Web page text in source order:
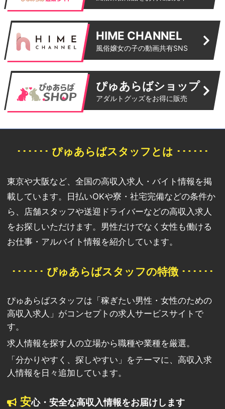
HIME CHANNEL
風俗嬢女の子の動画共有SNS
ぴゅあらばショップ
アダルトグッズをお得に販売
･･････ ぴゅあらばスタッフとは ･･････
東京や大阪など、全国の高収入求人・バイト情報を掲
載しています。日払いOKや寮・社宅完備などの条件か
ら、店舗スタッフや送迎ドライバーなどの高収入求人
をお探しいただけます。男性だけでなく女性も働ける
お仕事・アルバイト情報を紹介しています。
･･････ ぴゅあらばスタッフの特徴 ･･････
ぴゅあらばスタッフは「稼ぎたい男性・女性のための
高収入求人」がコンセプトの求人サービスサイトで
す。
求人情報を探す人の立場から職種や業種を厳選。
「分かりやすく、探しやすい」をテーマに、高収入求
人情報を日々追加しています。
安心・安全な高収入情報をお届けします